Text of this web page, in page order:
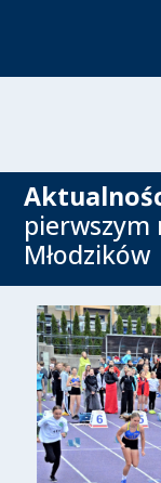
pierwszym
Młodzików